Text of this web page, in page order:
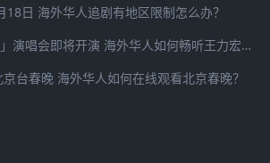
18日 海外华人追剧有地区限制怎么办？
王力宏「最好的地方」演唱会即将开演 海外华人如何畅听王力宏最新歌曲
台春晚 海外华人如何在线观看北京春晚？